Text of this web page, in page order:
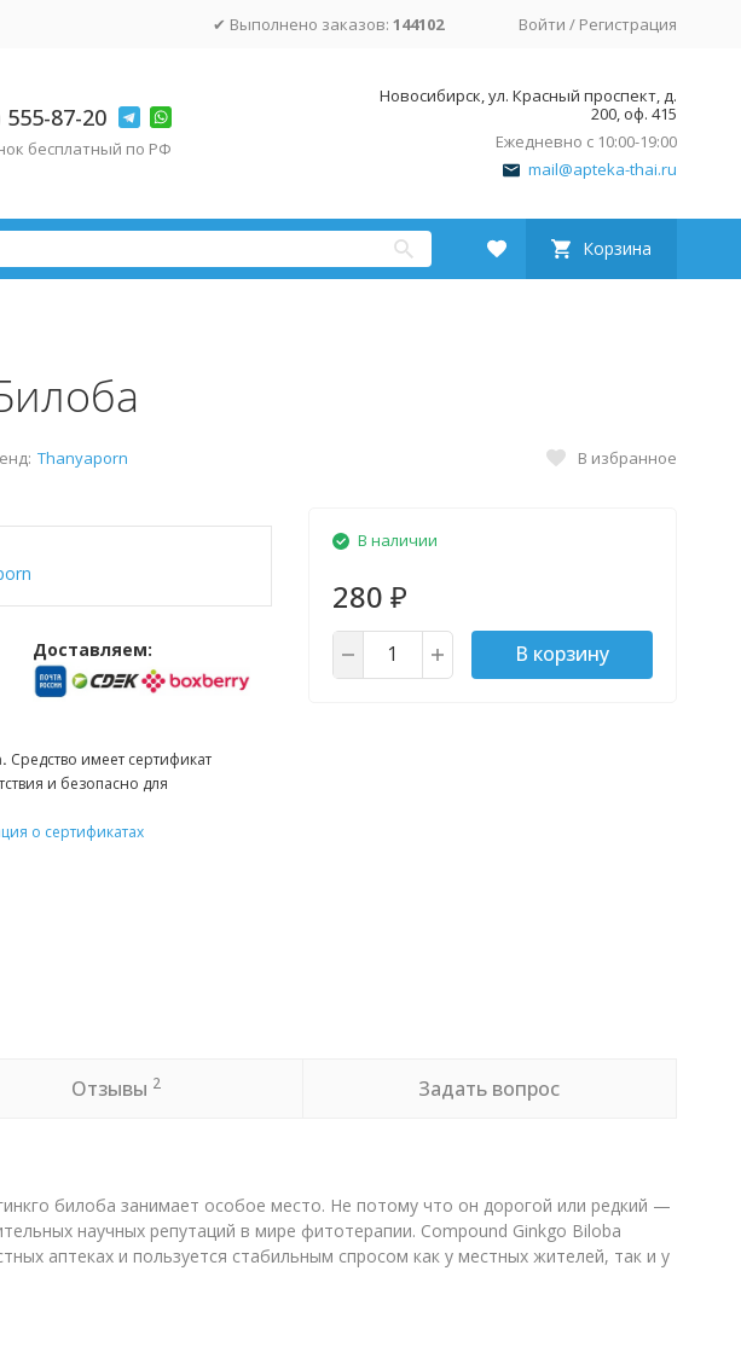
✔ Выполнено заказов: 144102 Войти / Регистрация
555-87-20
бесплатный по РФ
Новосибирск, ул. Красный проспект, д.
200, оф. 415
Ежедневно с 10:00-19:00
mail@apteka-thai.ru
Корзина
Thanyaporn В избранное
Доставляем:
Средство имеет сертификат
и безопасно для
о сертификатах
В наличии
280 ₽
В корзину
Отзывы 2 Задать вопрос
билоба занимает особое место. Не потому что он дорогой или редкий —
научных репутаций в мире фитотерапии. Compound Ginkgo Biloba
аптеках и пользуется стабильным спросом как у местных жителей, так и у